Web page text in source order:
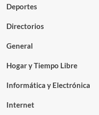
Deportes
Directorios
General
Hogar y Tiempo Libre
Informática y Electrónica
Internet